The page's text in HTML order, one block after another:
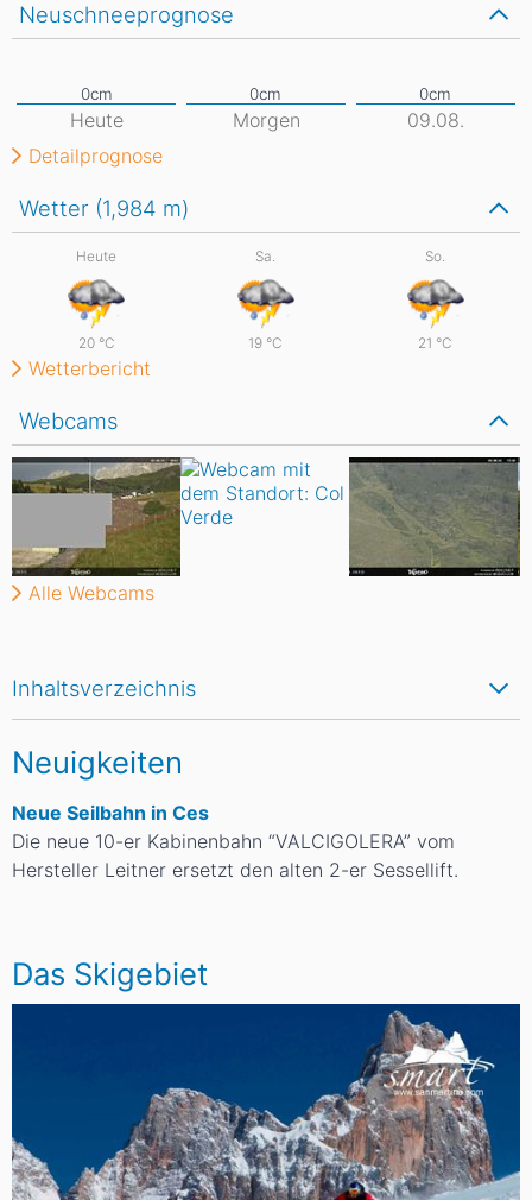
Inhaltsverzeichnis
Neuigkeiten
Neue Seilbahn in Ces
Die neue 10-er Kabinenbahn “VALCIGOLERA” vom
Hersteller Leitner ersetzt den alten 2-er Sessellift.
Das Skigebiet
Wetter (1,984 m)
Heute
20 °C
Sa.
19 °C
So.
21 °C
Wetterbericht
Webcams
Alle Webcams
Neuschneeprognose
Heute Morgen
09.08.
Detailprognose